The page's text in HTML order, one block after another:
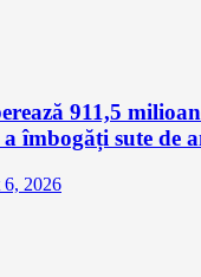
911,5
îmbogăți sute de
6, 2026